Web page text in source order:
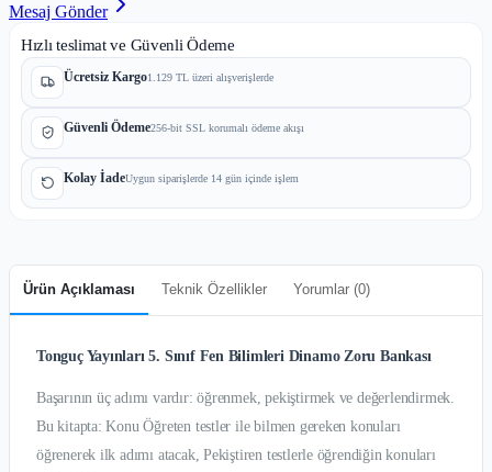
Mesaj Gönder
Hızlı teslimat ve Güvenli Ödeme
Ücretsiz Kargo1.129 TL üzeri alışverişlerde
Güvenli Ödeme256-bit SSL korumalı ödeme akışı
Kolay İadeUygun siparişlerde 14 gün içinde işlem
Ürün Açıklaması Teknik Özellikler Yorumlar (0)
Tonguç Yayınları 5. Sınıf Fen Bilimleri Dinamo Zoru Bankası
Başarının üç adımı vardır: öğrenmek, pekiştirmek ve değerlendirmek.
Bu kitapta: Konu Öğreten testler ile bilmen gereken konuları
öğrenerek ilk adımı atacak, Pekiştiren testlerle öğrendiğin konuları